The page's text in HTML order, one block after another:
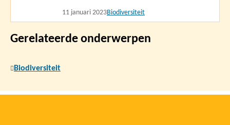
11 januari 2023Biodiversiteit
Gerelateerde onderwerpen
Biodiversiteit